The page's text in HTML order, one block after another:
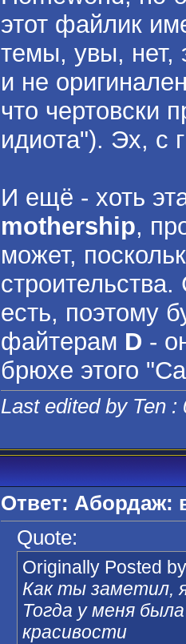
этот файлик
темы, увы, нет,
и не
что чертовски
идиота"). Эх, с
И ещё - хоть
mothership,
может,
есть, поэтому
файтерам D -
брюхе этого
Last edited by Ten
Ответ: Абордаж:
Quote:
Originally Posted
Как ты заметил,
Тогда у меня
красивости